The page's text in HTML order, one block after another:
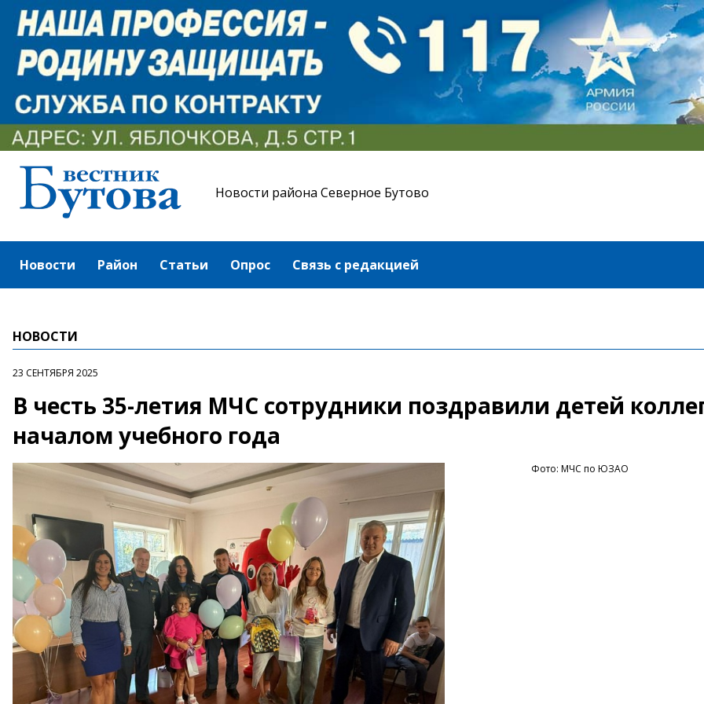
Новости района Северное Бутово
Новости Район Статьи Опрос Связь с редакцией
НОВОСТИ
23 СЕНТЯБРЯ 2025
В честь 35-летия МЧС сотрудники поздравили детей
началом учебного года
Фото: МЧС по ЮЗАО